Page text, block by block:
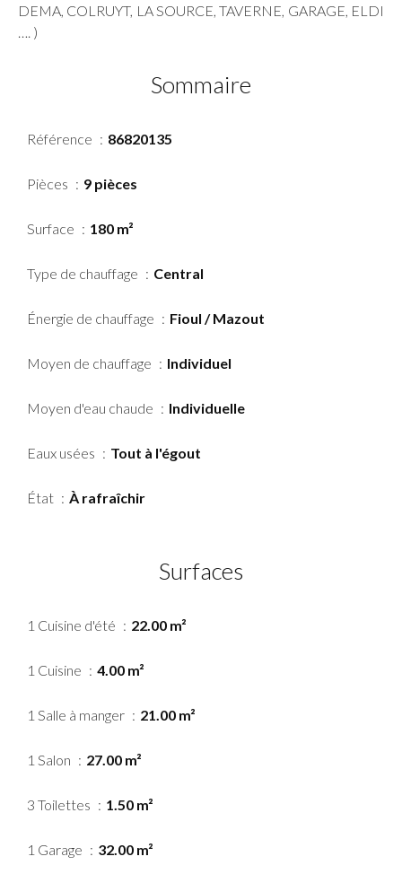
DEMA, COLRUYT, LA SOURCE, TAVERNE, GARAGE, ELDI
…. )
Sommaire
Référence 86820135
Pièces 9 pièces
Surface 180 m²
Type de chauffage Central
Énergie de chauffage Fioul / Mazout
Moyen de chauffage Individuel
Moyen d'eau chaude Individuelle
Eaux usées Tout à l'égout
État À rafraîchir
Surfaces
1 Cuisine d'été 22.00 m²
1 Cuisine 4.00 m²
1 Salle à manger 21.00 m²
1 Salon 27.00 m²
3 Toilettes 1.50 m²
1 Garage 32.00 m²